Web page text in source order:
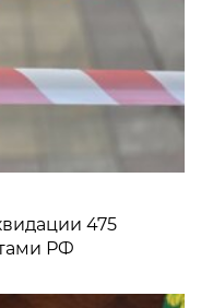
475
РФ